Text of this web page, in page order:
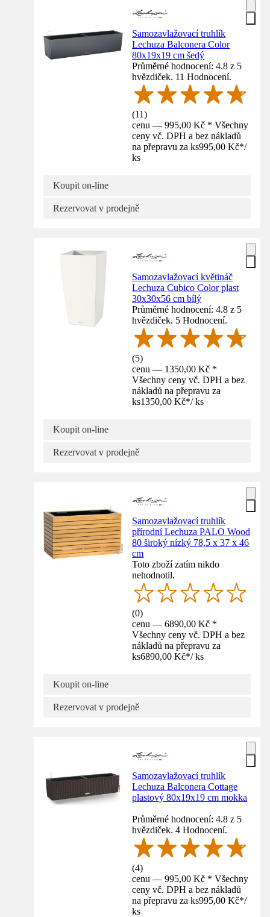
Samozavlažovací truhlík
Lechuza Balconera Color
80x19x19 cm šedý
Průměrné hodnocení: 4.8 z 5
hvězdiček. 11 Hodnocení.
(11)
cenu — 995,00 Kč * Všechny
ceny vč. DPH a bez nákladů
na přepravu za ks995,00 Kč*/
ks
Koupit on-line
Rezervovat v prodejně
Samozavlažovací květináč
Lechuza Cubico Color plast
30x30x56 cm bílý
Průměrné hodnocení: 4.8 z 5
hvězdiček. 5 Hodnocení.
(5)
cenu — 1350,00 Kč *
Všechny ceny vč. DPH a bez
nákladů na přepravu za
ks1350,00 Kč*/ ks
Koupit on-line
Rezervovat v prodejně
Samozavlažovací truhlík
přírodní Lechuza PALO Wood
80 široký nízký 78,5 x 37 x 46
cm
Toto zboží zatím nikdo
nehodnotil.
(0)
cenu — 6890,00 Kč *
Všechny ceny vč. DPH a bez
nákladů na přepravu za
ks6890,00 Kč*/ ks
Koupit on-line
Rezervovat v prodejně
Samozavlažovací truhlík
Lechuza Balconera Cottage
plastový 80x19x19 cm mokka
Průměrné hodnocení: 4.8 z 5
hvězdiček. 4 Hodnocení.
(4)
cenu — 995,00 Kč * Všechny
ceny vč. DPH a bez nákladů
na přepravu za ks995,00 Kč*/
ks